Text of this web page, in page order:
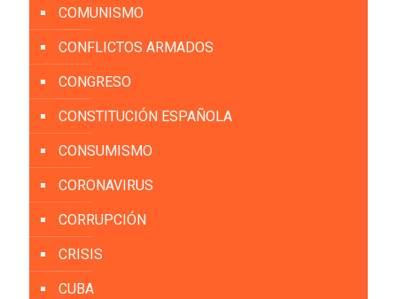
COMUNISMO
CONFLICTOS ARMADOS
CONGRESO
CONSTITUCIÓN ESPAÑOLA
CONSUMISMO
CORONAVIRUS
CORRUPCIÓN
CRISIS
CUBA